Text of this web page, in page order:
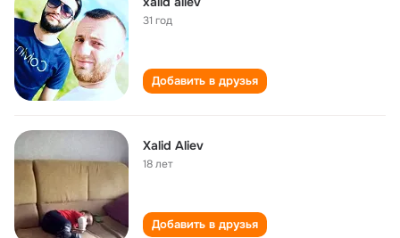
31 год
Добавить в друзья
Xalid Aliev
18 лет
Добавить в друзья